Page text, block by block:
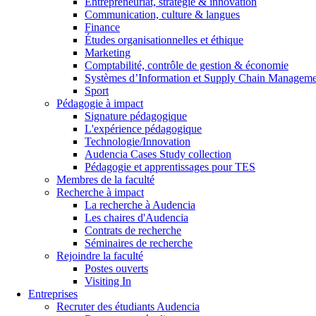
Communication, culture & langues
Finance
Études organisationnelles et éthique
Marketing
Comptabilité, contrôle de gestion & économie
Systèmes d’Information et Supply Chain
Sport
Pédagogie à impact
Signature pédagogique
L'expérience pédagogique
Technologie/Innovation
Audencia Cases Study collection
Pédagogie et apprentissages pour TES
Membres de la faculté
Recherche à impact
La recherche à Audencia
Les chaires d'Audencia
Contrats de recherche
Séminaires de recherche
Rejoindre la faculté
Postes ouverts
Visiting In
Entreprises
Recruter des étudiants Audencia